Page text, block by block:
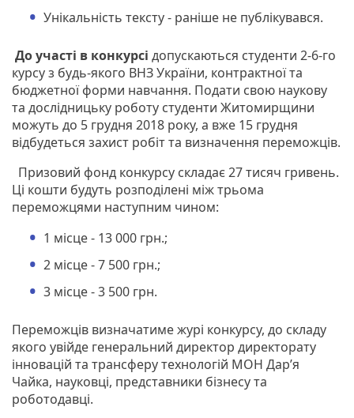
Унікальність тексту - раніше не публікувався.
До участі в конкурсі допускаються студенти 2-6-го
курсу з будь-якого ВНЗ України, контрактної та
бюджетної форми навчання. Подати свою наукову
та дослідницьку роботу студенти Житомирщини
можуть до 5 грудня 2018 року, а вже 15 грудня
відбудеться захист робіт та визначення переможців.
Призовий фонд конкурсу складає 27 тисяч гривень.
Ці кошти будуть розподілені між трьома
переможцями наступним чином:
1 місце - 13 000 грн.;
2 місце - 7 500 грн.;
3 місце - 3 500 грн.
Переможців визначатиме журі конкурсу, до складу
якого увійде генеральний директор директорату
інновацій та трансферу технологій МОН Дар’я
Чайка, науковці, представники бізнесу та
роботодавці.